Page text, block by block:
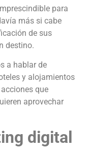
para
más si cabe
de sus
destino.
a hablar de
y alojamientos
que
aprovechar
digital